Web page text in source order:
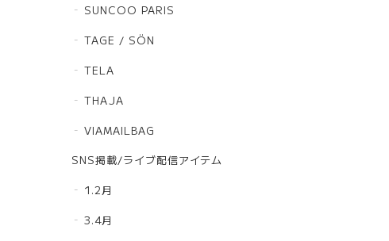
SUNCOO PARIS
TAGE / SÖN
TELA
THAJA
VIAMAILBAG
SNS掲載/ライブ配信アイテム
1.2月
3.4月